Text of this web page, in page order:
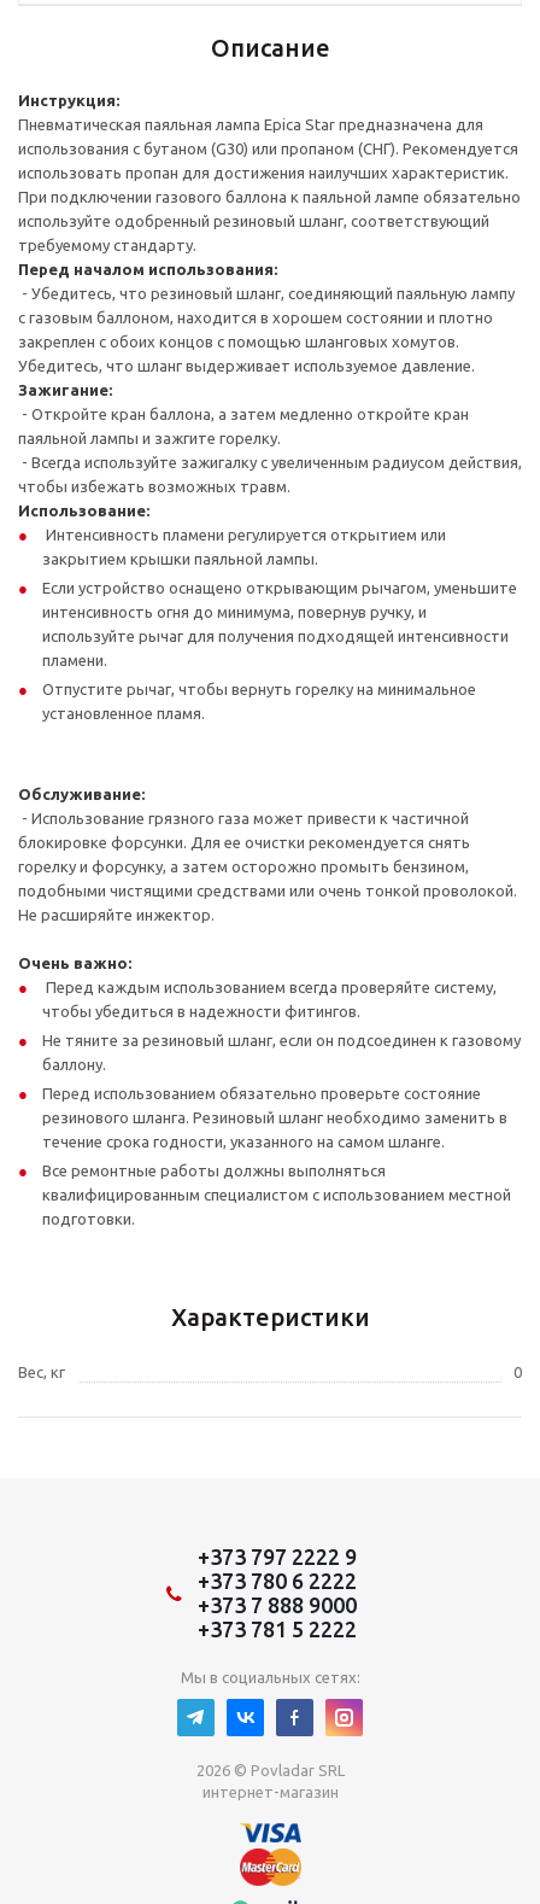
Описание
Инструкция:
Пневматическая паяльная лампа Epica Star предназначена для
использования с бутаном (G30) или пропаном (СНГ). Рекомендуется
использовать пропан для достижения наилучших характеристик.
При подключении газового баллона к паяльной лампе обязательно
используйте одобренный резиновый шланг, соответствующий
требуемому стандарту.
Перед началом использования:
- Убедитесь, что резиновый шланг, соединяющий паяльную лампу
с газовым баллоном, находится в хорошем состоянии и плотно
закреплен с обоих концов с помощью шланговых хомутов.
Убедитесь, что шланг выдерживает используемое давление.
Зажигание:
- Откройте кран баллона, а затем медленно откройте кран
паяльной лампы и зажгите горелку.
- Всегда используйте зажигалку с увеличенным радиусом действия,
чтобы избежать возможных травм.
Использование:
Интенсивность пламени регулируется открытием или
закрытием крышки паяльной лампы.
Если устройство оснащено открывающим рычагом, уменьшите
интенсивность огня до минимума, повернув ручку, и
используйте рычаг для получения подходящей интенсивности
пламени.
Отпустите рычаг, чтобы вернуть горелку на минимальное
установленное пламя.
Обслуживание:
- Использование грязного газа может привести к частичной
блокировке форсунки. Для ее очистки рекомендуется снять
горелку и форсунку, а затем осторожно промыть бензином,
подобными чистящими средствами или очень тонкой проволокой.
Не расширяйте инжектор.
Очень важно:
Перед каждым использованием всегда проверяйте систему,
чтобы убедиться в надежности фитингов.
Не тяните за резиновый шланг, если он подсоединен к газовому
баллону.
Перед использованием обязательно проверьте состояние
резинового шланга. Резиновый шланг необходимо заменить в
течение срока годности, указанного на самом шланге.
Все ремонтные работы должны выполняться
квалифицированным специалистом с использованием местной
подготовки.
Характеристики
Вес, кг 0
+373 797 2222 9
+373 780 6 2222
+373 7 888 9000
+373 781 5 2222
Мы в социальных сетях:
2026 © Povladar SRL
интернет-магазин